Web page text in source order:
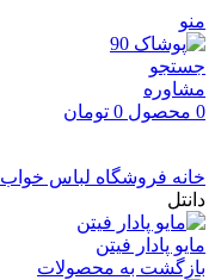
منو
جستجو
مشاوره
0 محصول 0 تومان
خانه فروشگاه لباس خواب
دانتل
مایو پادار فیتن
بازگشت به محصولات